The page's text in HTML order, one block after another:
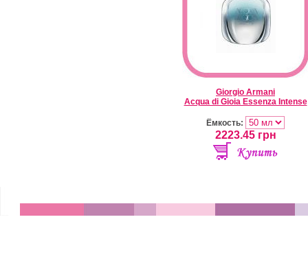
Giorgio Armani
Acqua di Gioia Essenza Intense
Ёмкость:
2223.45грн